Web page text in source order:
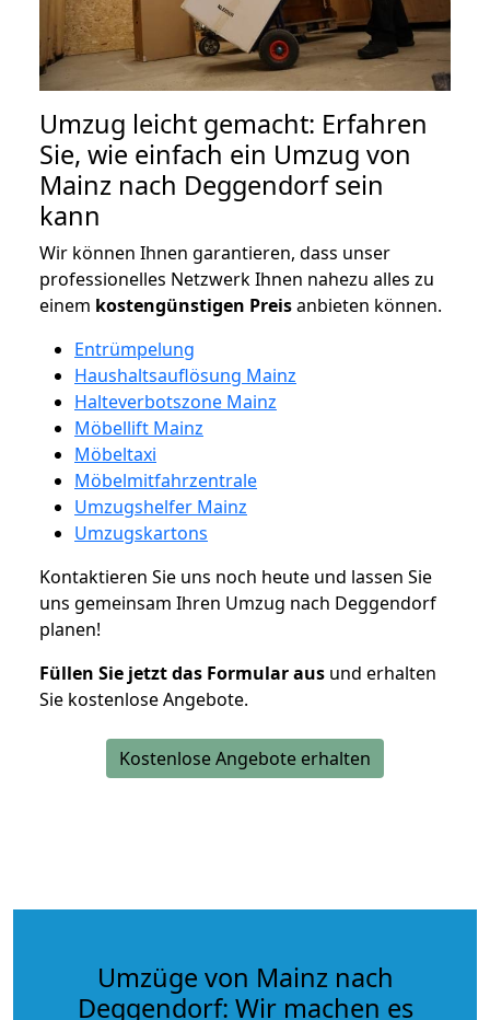
Umzug leicht gemacht: Erfahren
Sie, wie einfach ein Umzug von
Mainz nach Deggendorf sein
kann
Wir können Ihnen garantieren, dass unser
professionelles Netzwerk Ihnen nahezu alles zu
einem kostengünstigen Preisanbieten können.
Entrümpelung
Haushaltsauflösung Mainz
Halteverbotszone Mainz
Möbellift Mainz
Möbeltaxi
Möbelmitfahrzentrale
Umzugshelfer Mainz
Umzugskartons
Kontaktieren Sie uns noch heute und lassen Sie
uns gemeinsam Ihren Umzug nach Deggendorf
planen!
Füllen Sie jetzt das Formular aus und erhalten
Sie kostenlose Angebote.
Kostenlose Angebote erhalten
Umzüge von Mainz nach
Deggendorf: Wir machen es